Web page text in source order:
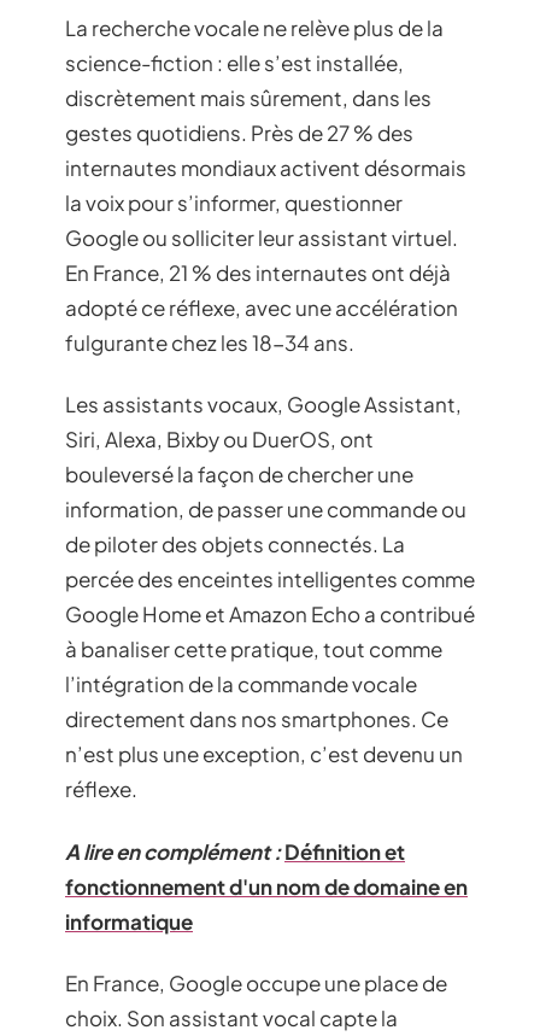
La recherche vocale ne relève plus de la
science-fiction : elle s’est installée,
discrètement mais sûrement, dans les
gestes quotidiens. Près de 27 % des
internautes mondiaux activent désormais
la voix pour s’informer, questionner
Google ou solliciter leur assistant virtuel.
En France, 21 % des internautes ont déjà
adopté ce réflexe, avec une accélération
fulgurante chez les 18-34 ans.
Les assistants vocaux, Google Assistant,
Siri, Alexa, Bixby ou DuerOS, ont
bouleversé la façon de chercher une
information, de passer une commande ou
de piloter des objets connectés. La
percée des enceintes intelligentes comme
Google Home et Amazon Echo a contribué
à banaliser cette pratique, tout comme
l’intégration de la commande vocale
directement dans nos smartphones. Ce
n’est plus une exception, c’est devenu un
réflexe.
A lire en complément :Définition et
fonctionnement d'un nom de domaine en
informatique
En France, Google occupe une place de
choix. Son assistant vocal capte la